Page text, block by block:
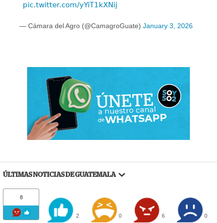
pic.twitter.com/yYiT1kXNij
— Cámara del Agro (@CamagroGuate) January 3, 2026
ÚLTIMAS NOTICIAS DE GUATEMALA
8
2 0 6 0